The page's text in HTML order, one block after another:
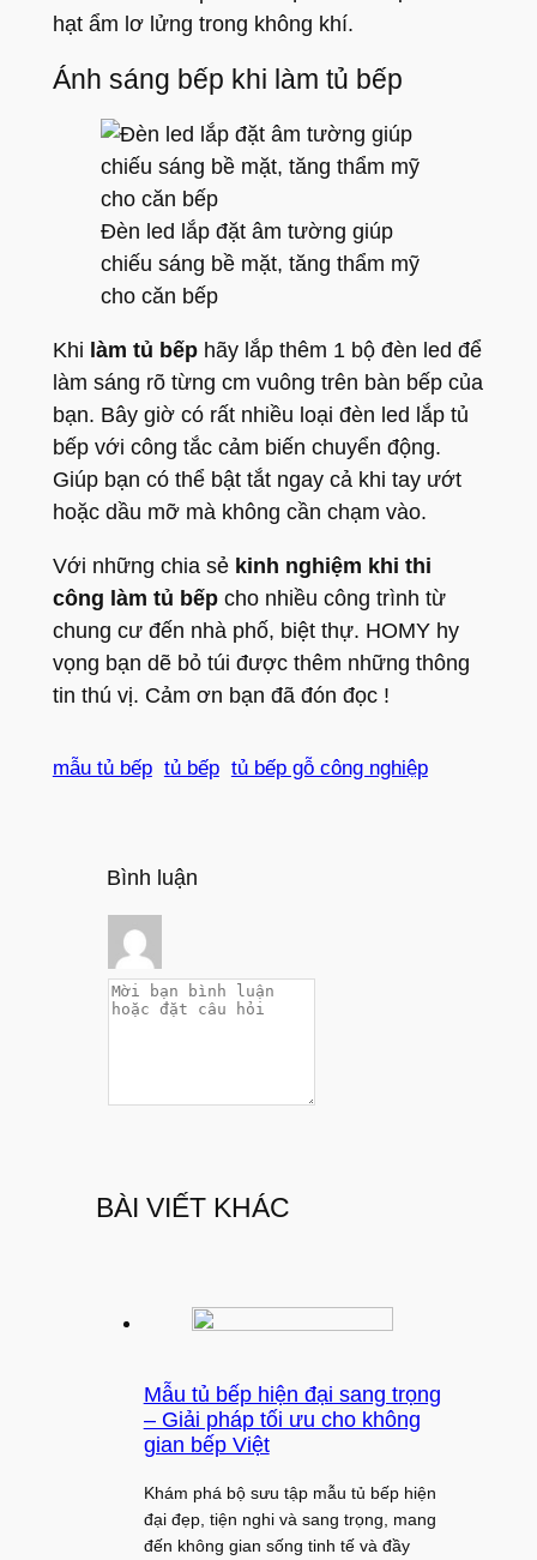
hạt ẩm lơ lửng trong không khí.
Ánh sáng bếp khi làm tủ bếp
Đèn led lắp đặt âm tường giúp
chiếu sáng bề mặt, tăng thẩm mỹ
cho căn bếp
Khi làm tủ bếphãy lắp thêm 1 bộ đèn led để
làm sáng rõ từng cm vuông trên bàn bếp của
bạn. Bây giờ có rất nhiều loại đèn led lắp tủ
bếp với công tắc cảm biến chuyển động.
Giúp bạn có thể bật tắt ngay cả khi tay ướt
hoặc dầu mỡ mà không cần chạm vào.
Với những chia sẻ kinh nghiệm khi thi
công làm tủ bếpcho nhiều công trình từ
chung cư đến nhà phố, biệt thự. HOMY hy
vọng bạn dẽ bỏ túi được thêm những thông
tin thú vị. Cảm ơn bạn đã đón đọc !
mẫu tủ bếp tủ bếp tủ bếp gỗ công nghiệp
Bình luận
BÀI VIẾT KHÁC
Mẫu tủ bếp hiện đại sang trọng
– Giải pháp tối ưu cho không
gian bếp Việt
Khám phá bộ sưu tập mẫu tủ bếp hiện
đại đẹp, tiện nghi và sang trọng, mang
đến không gian sống tinh tế và đầy